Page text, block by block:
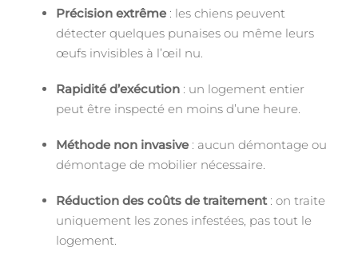
Précision extrême : les chiens peuvent
détecter quelques punaises ou même leurs
œufs invisibles à l’œil nu.
Rapidité d’exécution : un logement entier
peut être inspecté en moins d’une heure.
Méthode non invasive : aucun démontage ou
démontage de mobilier nécessaire.
Réduction des coûts de traitement: on traite
uniquement les zones infestées, pas tout le
logement.